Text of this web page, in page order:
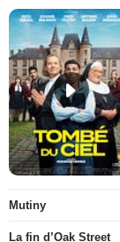
Mutiny
La fin d’Oak Street